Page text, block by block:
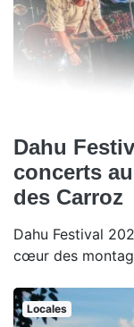
Dahu
concerts
des Carroz
Dahu Festival
cœur des
Locales